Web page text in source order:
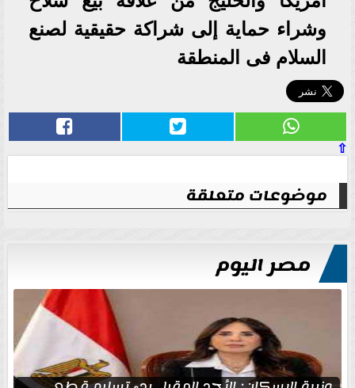
وشراء حماية إلى شراكة حقيقية لصنع
السلام فى المنطقة
⇧
موضوعات متعلقة
مصر اليوم